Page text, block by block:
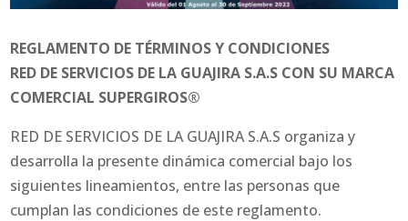
REGLAMENTO DE TÉRMINOS Y CONDICIONES
RED DE SERVICIOS DE LA GUAJIRA S.A.S CON SU MARCA
COMERCIAL SUPERGIROS®
RED DE SERVICIOS DE LA GUAJIRA S.A.S organiza y
desarrolla la presente dinámica comercial bajo los
siguientes lineamientos, entre las personas que
cumplan las condiciones de este reglamento.